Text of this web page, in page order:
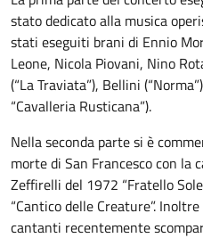
stato dedicato alla musica
stati eseguiti brani di Ennio
Leone, Nicola Piovani, Nino
(“La Traviata”), Bellini
“Cavalleria Rusticana”).
Nella seconda parte si è
morte di San Francesco con la
Zeffirelli del 1972 “Fratello
“Cantico delle Creature”.
cantanti recentemente